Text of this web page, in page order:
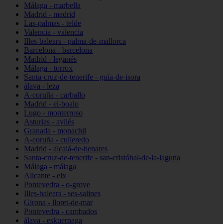
Málaga - marbella
Madrid - madrid
Las-palmas - telde
Valencia - valencia
Illes-balears - palma-de-mallorca
Barcelona - barcelona
Madrid - leganés
Málaga - torrox
Santa-cruz-de-tenerife - guía-de-isora
álava - leza
A-coruña - carballo
Madrid - el-boalo
Lugo - monterroso
Asturias - avilés
Granada - monachil
A-coruña - culleredo
Madrid - alcalá-de-henares
Santa-cruz-de-tenerife - san-cristóbal-de-la-laguna
Málaga - málaga
Alicante - elx
Pontevedra - o-grove
Illes-balears - ses-salines
Girona - lloret-de-mar
Pontevedra - cambados
álava - eskuernaga